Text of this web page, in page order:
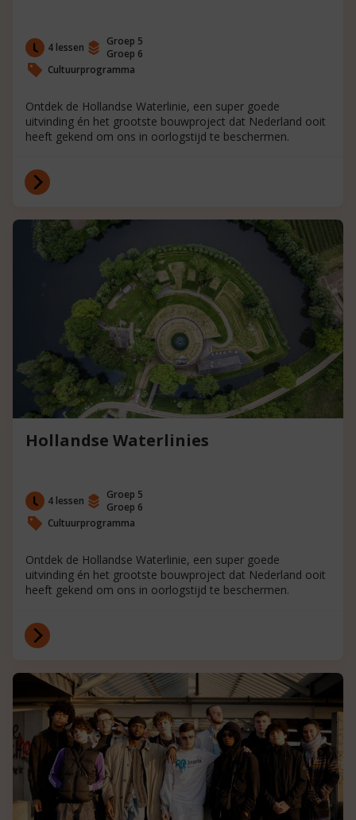
4 lessen
Groep 5
Groep 6
Cultuurprogramma
Ontdek de Hollandse Waterlinie, een super goede
uitvinding én het grootste bouwproject dat Nederland ooit
heeft gekend om ons in oorlogstijd te beschermen.
Hollandse Waterlinies
4 lessen
Groep 5
Groep 6
Cultuurprogramma
Ontdek de Hollandse Waterlinie, een super goede
uitvinding én het grootste bouwproject dat Nederland ooit
heeft gekend om ons in oorlogstijd te beschermen.